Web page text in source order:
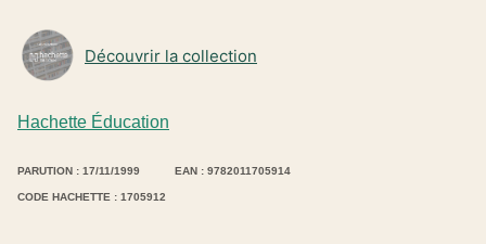
Hachette Éducation
Découvrir la collection
PARUTION : 17/11/1999 EAN : 9782011705914
CODE HACHETTE : 1705912